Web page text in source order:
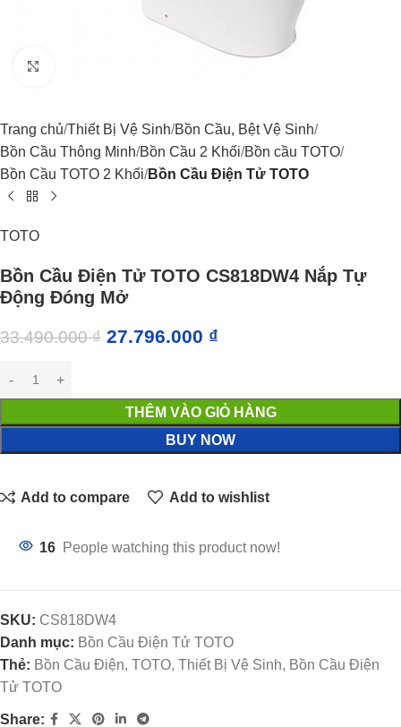
Trang chủ Thiết Bị Vệ Sinh Bồn Cầu, Bệt Vệ Sinh
Bồn Cầu Thông Minh Bồn Cầu 2 Khối Bồn cầu TOTO
Bồn Cầu TOTO 2 Khối Bồn Cầu Điện Tử TOTO
TOTO
Bồn Cầu Điện Tử TOTO CS818DW4 Nắp Tự
Động Đóng Mở
33.490.000₫ 27.796.000 ₫
THÊM VÀO GIỎ HÀNG
BUY NOW
Add to compare Add to wishlist
16 People watching this product now!
SKU: CS818DW4
Danh mục: Bồn Cầu Điện Tử TOTO
Thẻ: Bồn Cầu Điện, TOTO, Thiết Bị Vệ Sinh, Bồn Cầu Điện
Tử TOTO
Share: